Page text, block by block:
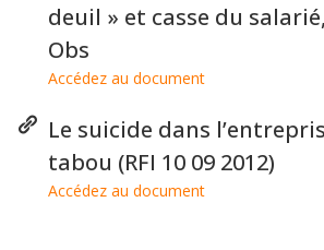
deuil » et casse du
Obs
Accédez au document
Le suicide dans
tabou (RFI 10 09 2012)
Accédez au document